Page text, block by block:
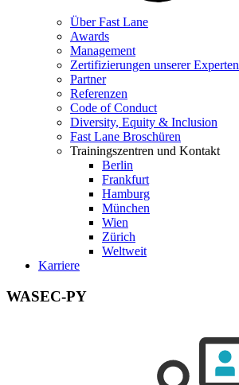
Über Fast Lane
Awards
Management
Zertifizierungen unserer Experten
Partner
Referenzen
Code of Conduct
Diversity, Equity & Inclusion
Fast Lane Broschüren
Trainingszentren und Kontakt
Berlin
Frankfurt
Hamburg
München
Wien
Zürich
Weltweit
Karriere
WASEC-PY